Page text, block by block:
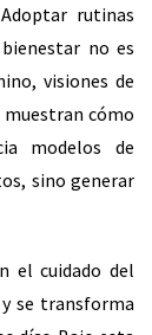
rutinas
no es
visiones de
muestran cómo
modelos de
sino generar
el cuidado del
se transforma